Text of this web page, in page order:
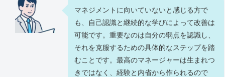
マネジメントに向いていないと感じる方で
も、自己認識と継続的な学びによって改善は
可能です。重要なのは自分の弱点を認識し、
それを克服するための具体的なステップを踏
むことです。最高のマネージャーは生まれつ
きではなく、経験と内省から作られるので